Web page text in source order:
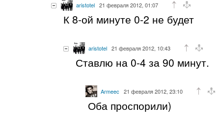
aristotel 21 февраля 2012, 01:07
К 8-ой минуте 0-2 не будет
aristotel 21 февраля 2012, 10:43
Ставлю на 0-4 за 90 минут.
Armeec 21 февраля 2012, 23:10
Оба проспорили)